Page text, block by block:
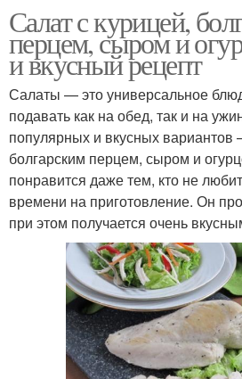
Салат с курицей,
перцем, сыром и
и вкусный рецепт
Салаты — это универсальное
подавать как на обед, так и на
популярных и вкусных вариантов
болгарским перцем, сыром и
понравится даже тем, кто не
времени на приготовление. Он
при этом получается очень